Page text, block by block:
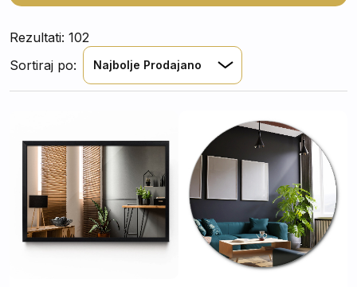
Rezultati: 102
Sortiraj po:
Najbolje Prodajano